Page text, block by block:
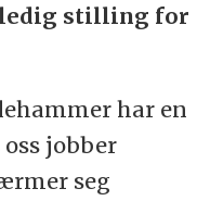
stilling for
har en
jobber
seg